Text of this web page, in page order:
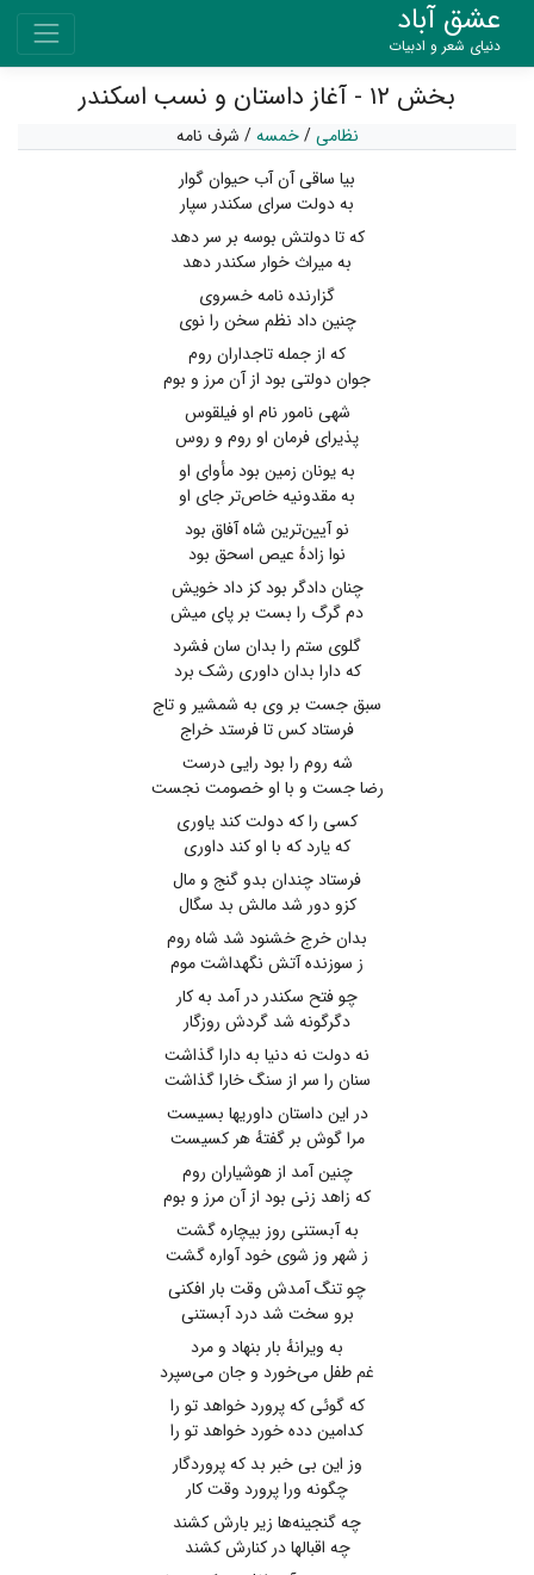
عشق آباد
دنیای شعر و ادبیات
بخش ۱۲ - آغاز داستان و نسب اسکندر
نظامی/خمسه / شرف نامه
بیا ساقی آن آب حیوان گوار
به دولت سرای سکندر سپار
که تا دولتش بوسه بر سر دهد
به میراث خوار سکندر دهد
گزارنده نامه خسروی
چنین داد نظم سخن را نوی
که از جمله تاجداران روم
جوان دولتی بود از آن مرز و بوم
شهی نامور نام او فیلقوس
پذیرای فرمان او روم و روس
به یونان زمین بود مأوای او
به مقدونیه خاص‌تر جای او
نو آیین‌ترین شاه آفاق بود
نوا زادهٔ عیص اسحق بود
چنان دادگر بود کز داد خویش
دم گرگ را بست بر پای میش
گلوی ستم را بدان سان فشرد
که دارا بدان داوری رشک برد
سبق جست بر وی به شمشیر و تاج
فرستاد کس تا فرستد خراج
شه روم را بود رایی درست
رضا جست و با او خصومت نجست
کسی را که دولت کند یاوری
که یارد که با او کند داوری
فرستاد چندان بدو گنج و مال
کزو دور شد مالش بد سگال
بدان خرج خشنود شد شاه روم
ز سوزنده آتش نگهداشت موم
چو فتح سکندر در آمد به کار
دگرگونه شد گردش روزگار
نه دولت نه دنیا به دارا گذاشت
سنان را سر از سنگ خارا گذاشت
در این داستان داوریها بسیست
مرا گوش بر گفتهٔ هر کسیست
چنین آمد از هوشیاران روم
که زاهد زنی بود از آن مرز و بوم
به آبستنی روز بیچاره گشت
ز شهر وز شوی خود آواره گشت
چو تنگ آمدش وقت بار افکنی
برو سخت شد درد آبستنی
به ویرانهٔ بار بنهاد و مرد
غم طفل می‌خورد و جان می‌سپرد
که گوئی که پرورد خواهد تو را
کدامین دده خورد خواهد تو را
وز این بی خبر بد که پروردگار
چگونه ورا پرورد وقت کار
چه گنجینه‌ها زیر بارش کشند
چه اقبالها در کنارش کشند